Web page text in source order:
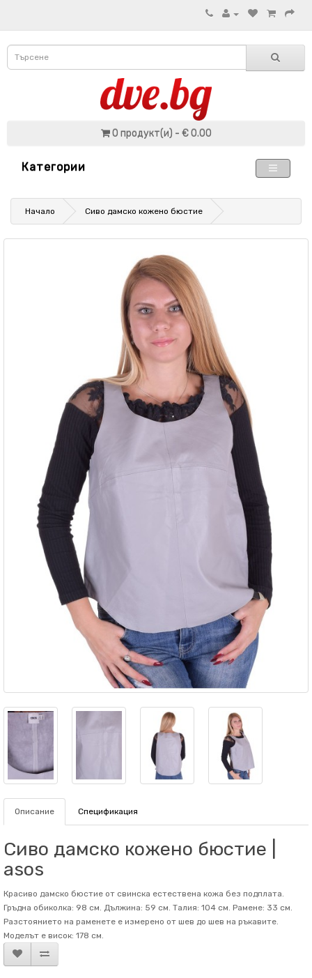
0 продукт(и) - € 0.00
Категории
Начало Сиво дамско кожено бюстие
Описание Спецификация
Сиво дамско кожено бюстие |
asos
Красиво дамско бюстие от свинска естествена кожа без подплата.
Гръдна обиколка: 98 см. Дължина: 59 см. Талия: 104 см. Рамене: 33 см.
Разстоянието на раменете е измерено от шев до шев на ръкавите.
Mоделът е висок: 178 см.